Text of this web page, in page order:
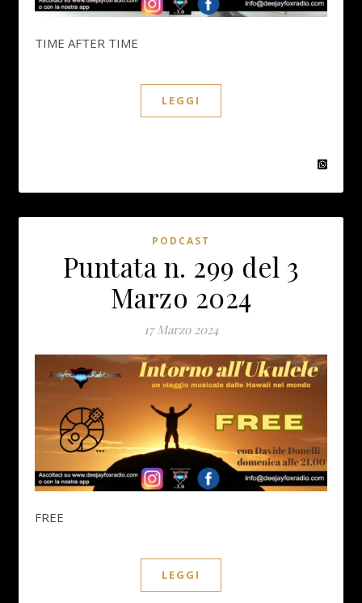
TIME AFTER TIME
LEGGI
PODCAST
Puntata n. 299 del 3
Marzo 2024
17 Marzo 2024
FREE
LEGGI